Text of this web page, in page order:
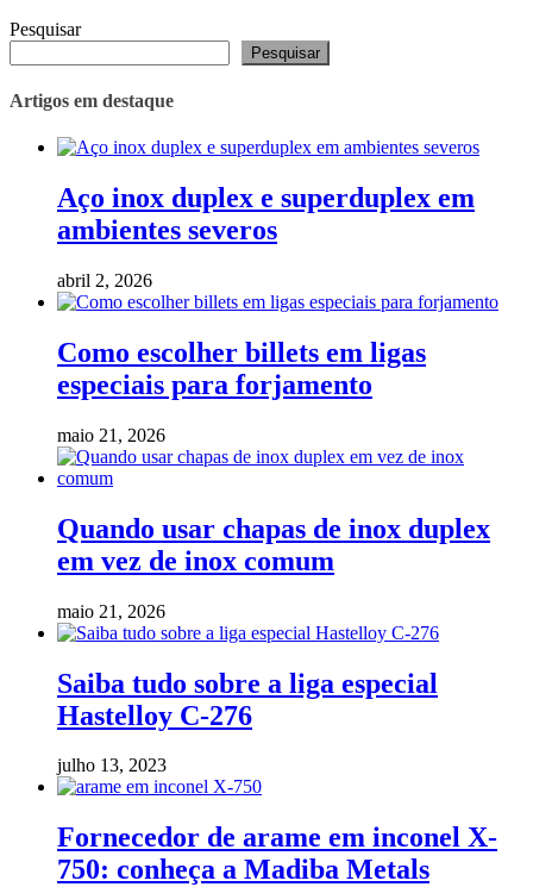
Pesquisar
Pesquisar
Artigos em destaque
Aço inox duplex e superduplex em
ambientes severos
abril 2, 2026
Como escolher billets em ligas
especiais para forjamento
maio 21, 2026
Quando usar chapas de inox duplex
em vez de inox comum
maio 21, 2026
Saiba tudo sobre a liga especial
Hastelloy C-276
julho 13, 2023
Fornecedor de arame em inconel X-
750: conheça a Madiba Metals